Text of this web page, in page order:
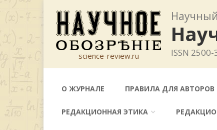
science-review.ru ISSN
О ЖУРНАЛЕ ПРАВИЛА ДЛЯ АВТОРОВ
РЕДАКЦИОННАЯ ЭТИКА